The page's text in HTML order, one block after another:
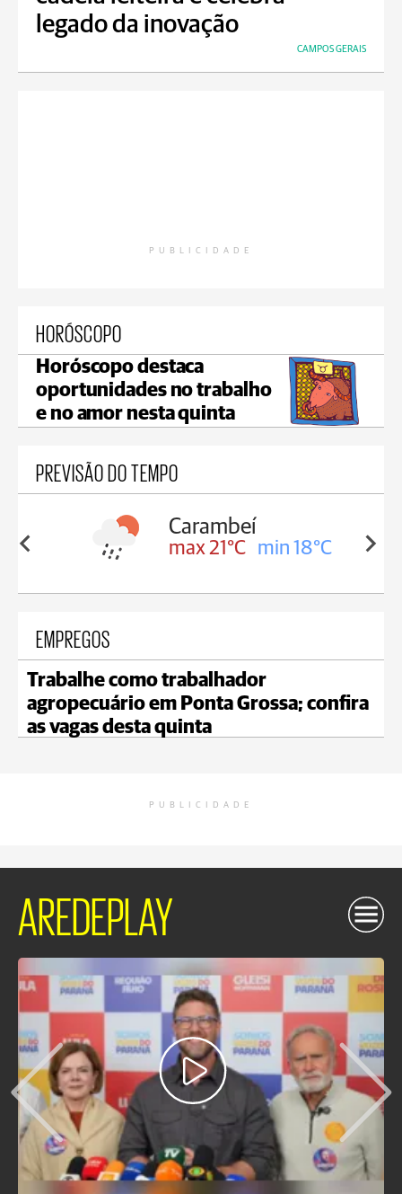
legado da inovação
CAMPOS GERAIS
PUBLICIDADE
HORÓSCOPO
Horóscopo destaca
oportunidades no trabalho
e no amor nesta quinta
PREVISÃO DO TEMPO
18°C
Carambeí
max 21°C min 18°C
EMPREGOS
Trabalhe como trabalhador
agropecuário em Ponta Grossa; confira
as vagas desta quinta
PUBLICIDADE
AREDEPLAY